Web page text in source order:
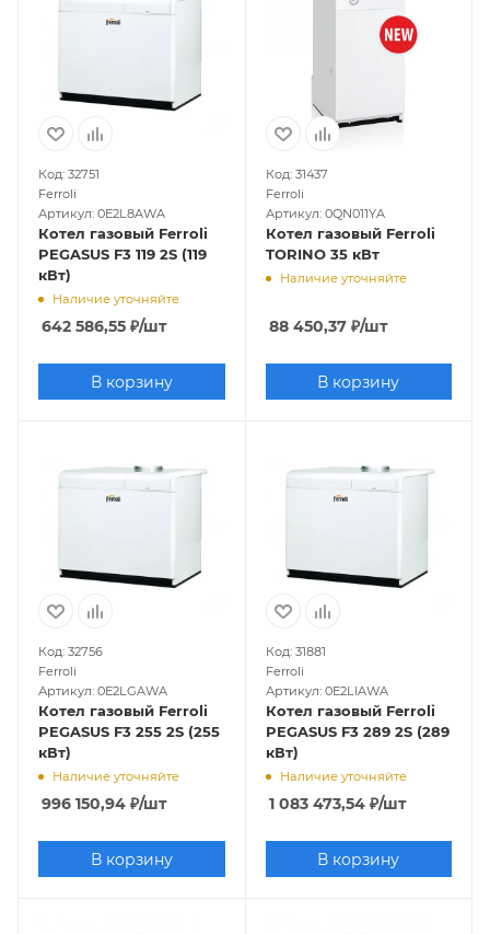
Код: 32751
Ferroli
Артикул: 0E2L8AWA
Котел газовый Ferroli
PEGASUS F3 119 2S (119
кВт)
Наличие уточняйте
642 586,55 ₽/шт
В корзину
Код: 31437
Ferroli
Артикул: 0QN011YA
Котел газовый Ferroli
TORINO 35 кВт
Наличие уточняйте
88 450,37₽/шт
В корзину
Код: 32756
Ferroli
Артикул: 0E2LGAWA
Котел газовый Ferroli
PEGASUS F3 255 2S (255
кВт)
Наличие уточняйте
996 150,94 ₽/шт
В корзину
Код: 31881
Ferroli
Артикул: 0E2LIAWA
Котел газовый Ferroli
PEGASUS F3 289 2S (289
кВт)
Наличие уточняйте
1 083 473,54₽/шт
В корзину